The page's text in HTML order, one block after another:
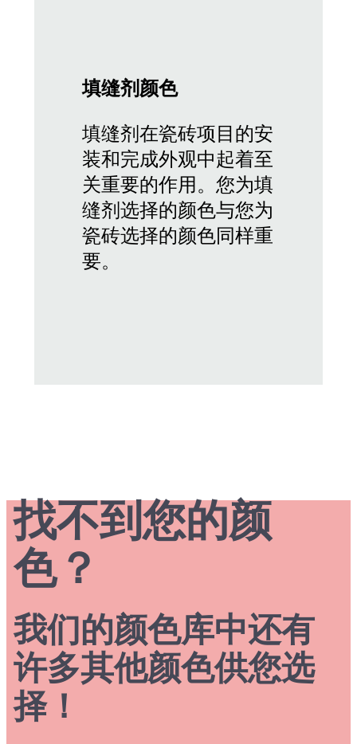
填缝剂颜色
填缝剂在瓷砖项目的安
装和完成外观中起着至
关重要的作用。您为填
缝剂选择的颜色与您为
瓷砖选择的颜色同样重
要。
找不到您的颜
色？
我们的颜色库中还有
许多其他颜色供您选
择！